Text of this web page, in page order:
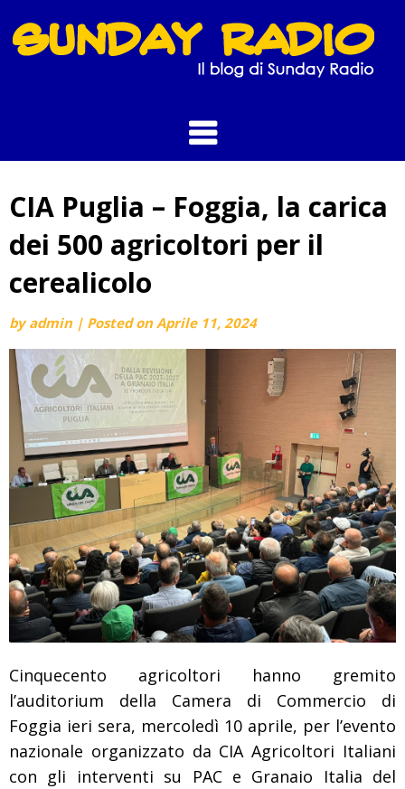
to
content
CIA Puglia – Foggia, la carica
dei 500 agricoltori per il
cerealicolo
byadmin | Posted onAprile 11, 2024
Cinquecento agricoltori hanno gremito
l’auditorium della Camera di Commercio di
Foggia ieri sera, mercoledì 10 aprile, per l’evento
nazionale organizzato da CIA Agricoltori Italiani
con gli interventi su PAC e Granaio Italia del